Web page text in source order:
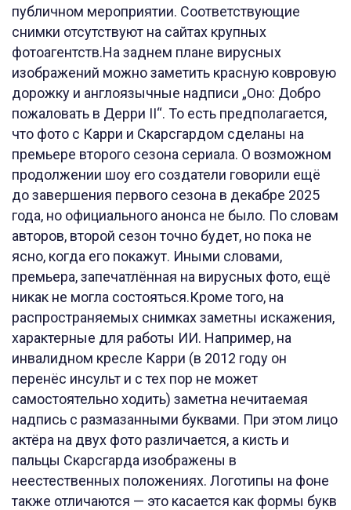
публичном мероприятии. Соответствующие
снимки отсутствуют на сайтах крупных
фотоагентств.На заднем плане вирусных
изображений можно заметить красную ковровую
дорожку и англоязычные надписи „Оно: Добро
пожаловать в Дерри II“. То есть предполагается,
что фото с Карри и Скарсгардом сделаны на
премьере второго сезона сериала. О возможном
продолжении шоу его создатели говорили ещё
до завершения первого сезона в декабре 2025
года, но официального анонса не было. По словам
авторов, второй сезон точно будет, но пока не
ясно, когда его покажут. Иными словами,
премьера, запечатлённая на вирусных фото, ещё
никак не могла состояться.Кроме того, на
распространяемых снимках заметны искажения,
характерные для работы ИИ. Например, на
инвалидном кресле Карри (в 2012 году он
перенёс инсульт и с тех пор не может
самостоятельно ходить) заметна нечитаемая
надпись с размазанными буквами. При этом лицо
актёра на двух фото различается, а кисть и
пальцы Скарсгарда изображены в
неестественных положениях. Логотипы на фоне
также отличаются — это касается как формы букв